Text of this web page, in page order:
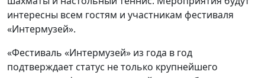
интересны всем гостям и участникам фестиваля
«Интермузей».
«Фестиваль «Интермузей» из года в год
подтверждает статус не только крупнейшего